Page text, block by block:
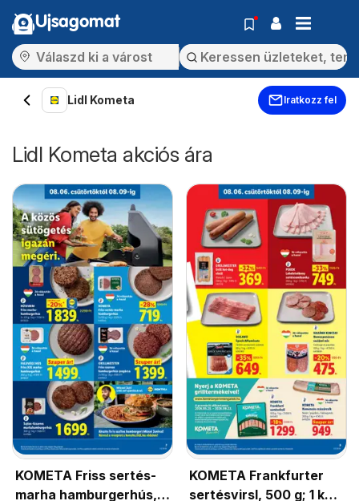
Ujsagomat
Lidl Kometa Iratkozz fel
Lidl Kometa akciós ára
KOMETA Friss sertés-
marha hamburgerhús, 2
KOMETA Frankfurter
sertésvirsl, 500 g; 1 kg